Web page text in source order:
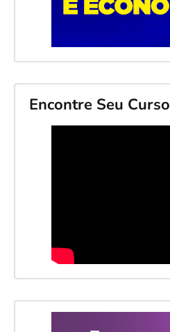
Encontre Seu Curso